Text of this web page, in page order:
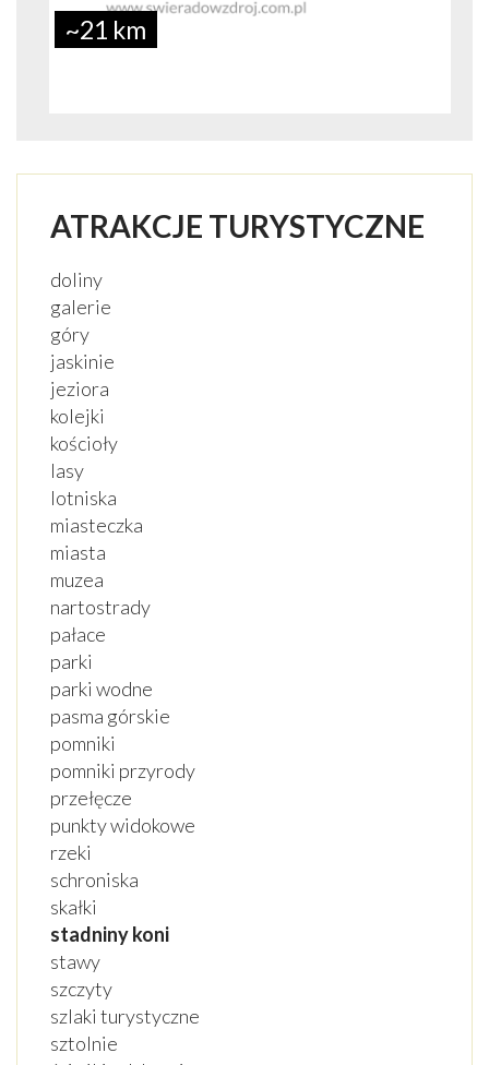
~21 km
ATRAKCJE TURYSTYCZNE
doliny
galerie
góry
jaskinie
jeziora
kolejki
kościoły
lasy
lotniska
miasteczka
miasta
muzea
nartostrady
pałace
parki
parki wodne
pasma górskie
pomniki
pomniki przyrody
przełęcze
punkty widokowe
rzeki
schroniska
skałki
stadniny koni
stawy
szczyty
szlaki turystyczne
sztolnie